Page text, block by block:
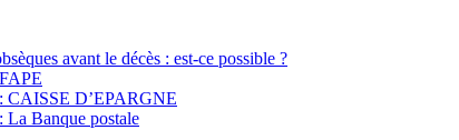
avant le décès : est-ce possible ?
CAISSE D’EPARGNE
La Banque postale